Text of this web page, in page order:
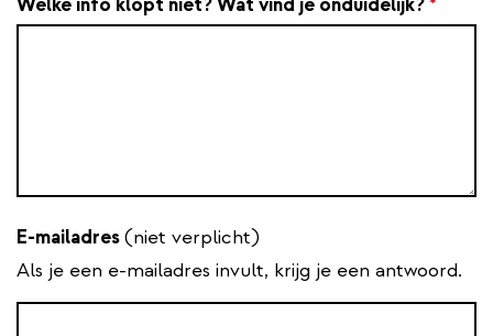
E-mailadres(niet verplicht)
Als je een e-mailadres invult, krijg je een antwoord.